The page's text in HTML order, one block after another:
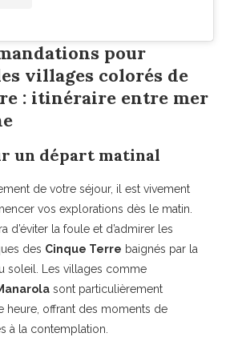
pour
villages colorés de
: itinéraire entre mer
un départ matinal
de votre séjour, il est vivement
vos explorations dès le matin.
d’éviter la foule et d’admirer les
des Cinque Terre baignés par la
soleil. Les villages comme
sont particulièrement
heure, offrant des moments de
à la contemplation.